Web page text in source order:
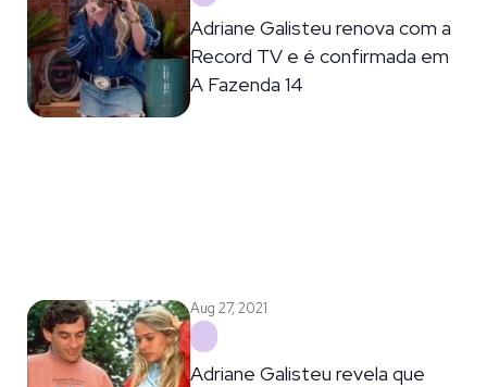
Adriane Galisteu renova com a
Record TV e é confirmada em
A Fazenda 14
Aug 27, 2021
Adriane Galisteu revela que